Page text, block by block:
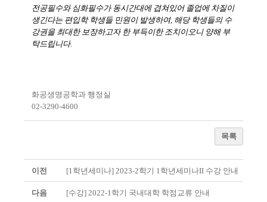
​전공필수와 심화필수가 동시간대에 겹쳐있어 졸업에 차질이
생긴다는 편입학 학생들 민원이 발생하여, 해당 학생들의 수
강권을 최대한 보장하고자 한 부득이한 조치이오니 양해 부
탁드립니다.
화공생명공학과 행정실
02-3290-4600
목록
이전 [1학년세미나] 2023-2학기 1학년세미나II 수강 안내
다음 [수강] 2022-1학기 국내대학 학점교류 안내